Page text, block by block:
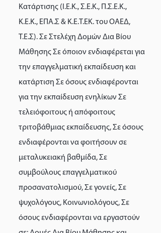
Κατάρτισης (Ι.Ε.Κ., Σ.Ε.Κ., Π.Σ.Ε.Κ.,
Κ.Ε.Κ., ΕΠΑ.Σ & Κ.Ε.Τ.ΕΚ. του ΟΑΕΔ,
Τ.Ε.Σ). Σε Στελέχη Δομών Δια Βίου
Μάθησης Σε όποιον ενδιαφέρεται για
την επαγγελματική εκπαίδευση και
κατάρτιση Σε όσους ενδιαφέρονται
για την εκπαίδευση ενηλίκων Σε
τελειόφοιτους ή απόφοιτους
τριτοβάθμιας εκπαίδευσης, Σε όσους
ενδιαφέρονται να φοιτήσουν σε
μεταλυκειακή βαθμίδα, Σε
συμβούλους επαγγελματικού
προσανατολισμού, Σε γονείς, Σε
ψυχολόγους, Κοινωνιολόγους, Σε
όσους ενδιαφέρονται να εργαστούν